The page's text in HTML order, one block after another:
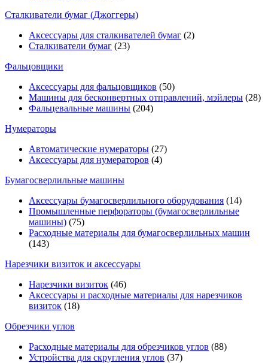
Сталкиватели бумаг (Джоггеры)
Аксессуары для сталкивателей бумаг (2)
Сталкиватели бумаг (23)
Фальцовщики
Аксессуары для фальцовщиков (50)
Машины для бесконвертных отправлений, мэйлеры (28)
Фальцевальные машины (204)
Нумераторы
Автоматические нумераторы (27)
Аксессуары для нумераторов (4)
Бумагосверлильные машины
Аксессуары бумагосверлильного оборудования (14)
Промышленные перфораторы (бумагосверлильные
машины) (75)
Расходные материалы для бумагосверлильных машин
(143)
Нарезчики визиток и аксессуары
Нарезчики визиток (46)
Аксессуары и расходные материалы для нарезчиков
визиток (18)
Обрезчики углов
Расходные материалы для обрезчиков углов (88)
Устройства для скругления углов (37)